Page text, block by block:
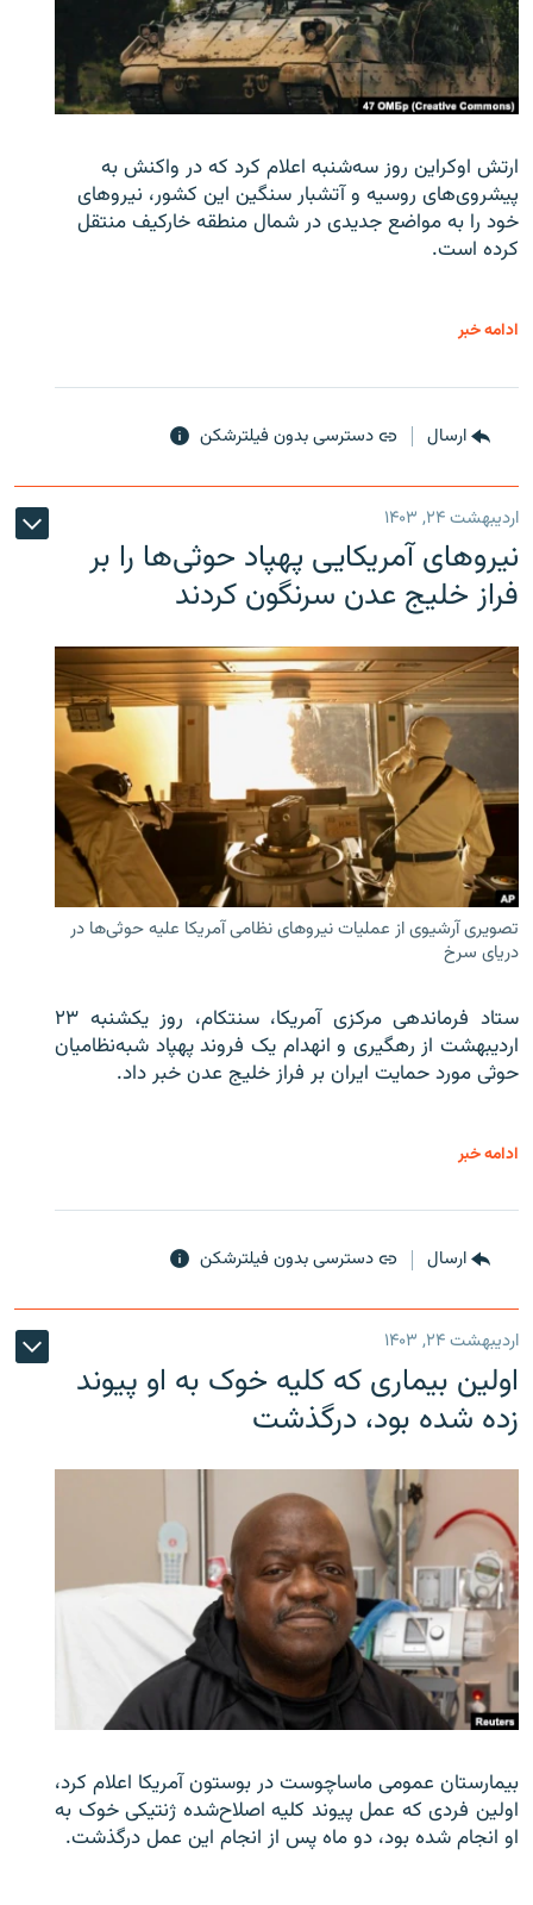
ارتش اوکراین روز سه‌شنبه اعلام کرد که در واکنش به
پیشروی‌های روسیه و آتشبار سنگین این کشور، نیروهای
خود را به مواضع جدیدی در شمال منطقه خارکیف منتقل
کرده است.
ادامه خبر
ارسال دسترسی بدون فیلترشکن
اردیبهشت ۲۴, ۱۴۰۳
نیروهای آمریکایی پهپاد حوثی‌ها را بر
فراز خلیج عدن سرنگون کردند
تصویری آرشیوی از عملیات نیروهای نظامی آمریکا علیه حوثی‌ها در
دریای سرخ
ستاد فرماندهی مرکزی آمریکا، سنتکام، روز یکشنبه ۲۳
اردیبهشت از رهگیری و انهدام یک فروند پهپاد شبه‌نظامیان
حوثی‌ مورد حمایت ایران بر فراز خلیج عدن خبر داد.
ادامه خبر
ارسال دسترسی بدون فیلترشکن
اردیبهشت ۲۴, ۱۴۰۳
اولین بیماری که کلیه خوک به او پیوند
زده شده بود، درگذشت
بیمارستان عمومی ماساچوست در بوستون آمریکا اعلام کرد،
اولین فردی که عمل پیوند کلیه اصلاح‌شده ژنتیکی خوک به
او انجام شده بود، دو ماه پس از انجام این عمل درگذشت.